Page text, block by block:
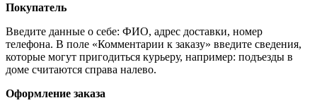
Покупатель
Введите данные о себе: ФИО, адрес доставки, номер
телефона. В поле «Комментарии к заказу» введите сведения,
которые могут пригодиться курьеру, например: подъезды в
доме считаются справа налево.
Оформление заказа